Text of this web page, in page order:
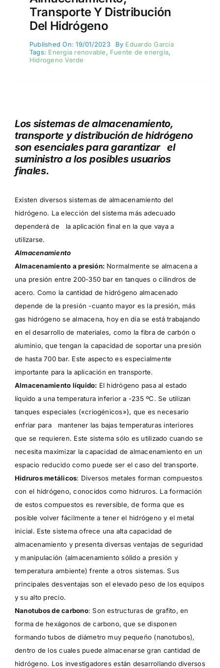
Transporte Y Distribución
Del Hidrógeno
Published On: 19/01/2023 By Eduardo García
Tags: Energia renovable, Fuente de energia,
Hidrogeno Verde
Los sistemas de almacenamiento,
transporte y distribución de hidrógeno
son esenciales para garantizar el
suministro a los posibles usuarios
finales.
Existen diversos sistemas de almacenamiento del
hidrógeno. La elección del sistema más adecuado
dependerá de la aplicación final en la que vaya a
utilizarse.
Almacenamiento
Almacenamiento a presión:Normalmente se almacena a
una presión entre 200-350 bar en tanques o cilindros de
acero. Como la cantidad de hidrógeno almacenado
depende de la presión -cuanto mayor es la presión, más
gas hidrógeno se almacena, hoy en día se está trabajando
en el desarrollo de materiales, como la fibra de carbón o
aluminio, que tengan la capacidad de soportar una presión
de hasta 700 bar. Este aspecto es especialmente
importante para la aplicación en transporte.
Almacenamiento líquido: El hidrógeno pasa al estado
líquido a una temperatura inferior a -235 ºC. Se utilizan
tanques especiales («criogénicos»), que es necesario
enfriar para mantener las bajas temperaturas interiores
que se requieren. Este sistema sólo es utilizado cuando se
necesita maximizar la capacidad de almacenamiento en un
espacio reducido como puede ser el caso del transporte.
Hidruros metálicos: Diversos metales forman compuestos
con el hidrógeno, conocidos como hidruros. La formación
de estos compuestos es reversible, de forma que es
posible volver fácilmente a tener el hidrógeno y el metal
inicial. Este sistema ofrece una alta capacidad de
almacenamiento y presenta diversas ventajas de seguridad
y manipulación (almacenamiento sólido a presión y
temperatura ambiente) frente a otros sistemas. Sus
principales desventajas son el elevado peso de los equipos
y su alto precio.
Nanotubos de carbono: Son estructuras de grafito, en
forma de hexágonos de carbono, que se disponen
formando tubos de diámetro muy pequeño (nanotubos),
dentro de los cuales puede almacenarse gran cantidad de
hidrógeno. Los investigadores están desarrollando diversos